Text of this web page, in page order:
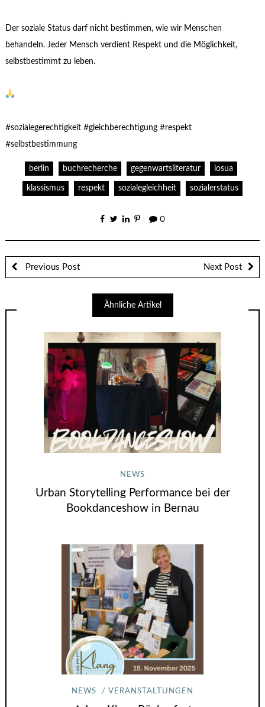
Der soziale Status darf nicht bestimmen, wie wir Menschen
behandeln. Jeder Mensch verdient Respekt und die Möglichkeit,
selbstbestimmt zu leben.
#sozialegerechtigkeit #gleichberechtigung #respekt
#selbstbestimmung
berlin buchrecherche gegenwartsliteratur iosua
klassismus respekt sozialegleichheit sozialerstatus
0
Previous Post Next Post
Ähnliche Artikel
NEWS
Urban Storytelling Performance bei der
Bookdanceshow in Bernau
NEWS VERANSTALTUNGEN